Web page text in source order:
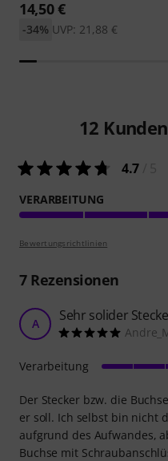
14,50 €
UVP: 21,88 €
-34%
12
4.7
VERARBEITUNG
Bewertungsrichtlinien
7Rezensionen
A Sehr solider
Der Stecker bzw. die
er soll. Ich selbst bin nicht
aufgrund des Aufwandes,
Buchse mit
Verarbeitung